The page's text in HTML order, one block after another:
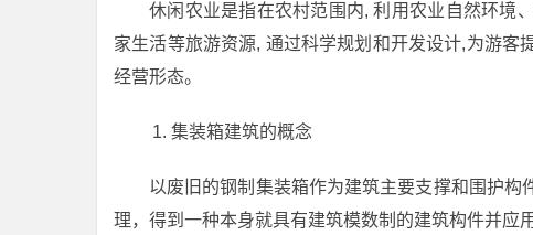
休闲农业是指在农村范围内, 利用农业自然环境
家生活等旅游资源, 通过科学规划和开发设计,为游
经营形态。
集装箱建筑的概念
以废旧的钢制集装箱作为建筑主要支撑和围护
理，得到一种本身就具有建筑模数制的建筑构件并应